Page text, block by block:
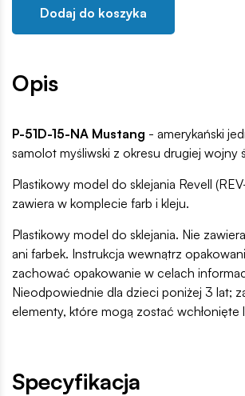
Dodaj do koszyka
Opis
P-51D-15-NA Mustang - amerykański
samolot myśliwski z okresu drugiej wojny
Plastikowy model do sklejania Revell
zawiera w komplecie farb i kleju.
Plastikowy model do sklejania. Nie
ani farbek. Instrukcja wewnątrz
zachować opakowanie w celach
Nieodpowiednie dla dzieci poniżej 3 lat;
elementy, które mogą zostać wchłonięte
Specyfikacja